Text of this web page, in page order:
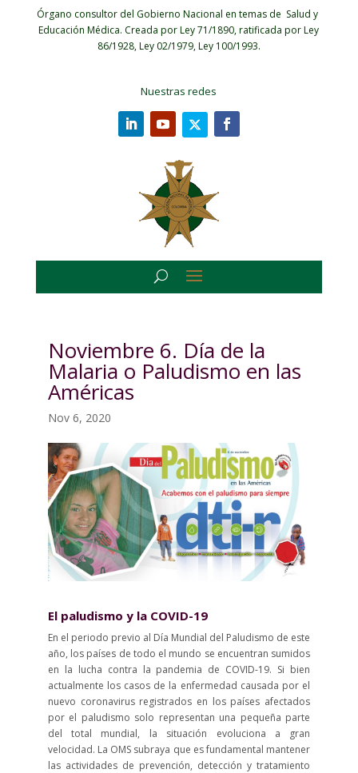
Órgano consultor del Gobierno Nacional en temas de Salud y
Educación Médica. Creada por Ley 71/1890, ratificada por Ley
86/1928, Ley 02/1979, Ley 100/1993.
Nuestras redes
Noviembre 6. Día de la
Malaria o Paludismo en las
Américas
Nov 6, 2020
El paludismo y la COVID-19
En el periodo previo al Día Mundial del Paludismo de este
año, los países de todo el mundo se encuentran sumidos
en la lucha contra la pandemia de COVID-19. Si bien
actualmente los casos de la enfermedad causada por el
nuevo coronavirus registrados en los países afectados
por el paludismo solo representan una pequeña parte
del total mundial, la situación evoluciona a gran
velocidad. La OMS subraya que es fundamental mantener
las actividades de prevención, detección y tratamiento